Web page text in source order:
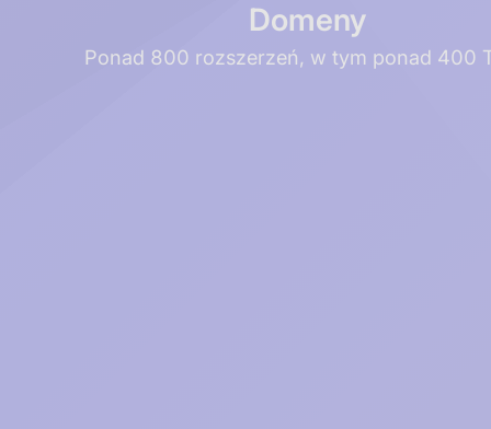
Domeny
Ponad 800 rozszerzeń, w tym ponad 400